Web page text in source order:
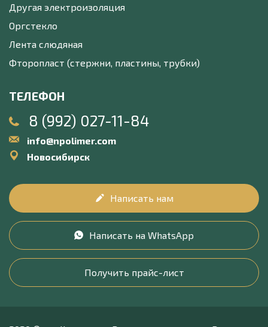
Другая электроизоляция
Оргстекло
Лента слюдяная
Фторопласт (стержни, пластины, трубки)
ТЕЛЕФОН
8 (992) 027-11-84
info@npolimer.com
Новосибирск
Написать нам
Написать на WhatsApp
Получить прайс-лист